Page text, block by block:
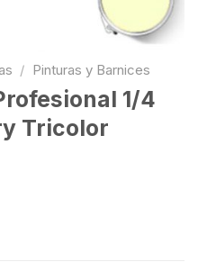
/ Pinturas y Barnices
1/4
Tricolor